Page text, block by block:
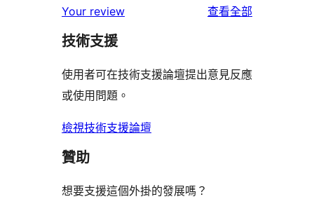
者
論
用
者
論
使
用
評
論
星
使
者
評
論
1
星
用
者
評
Your review 查看全部
評
技術支援
使用者可在技術支援論壇提出意見反應
或使用問題。
檢視技術支援論壇
贊助
想要支援這個外掛的發展嗎？